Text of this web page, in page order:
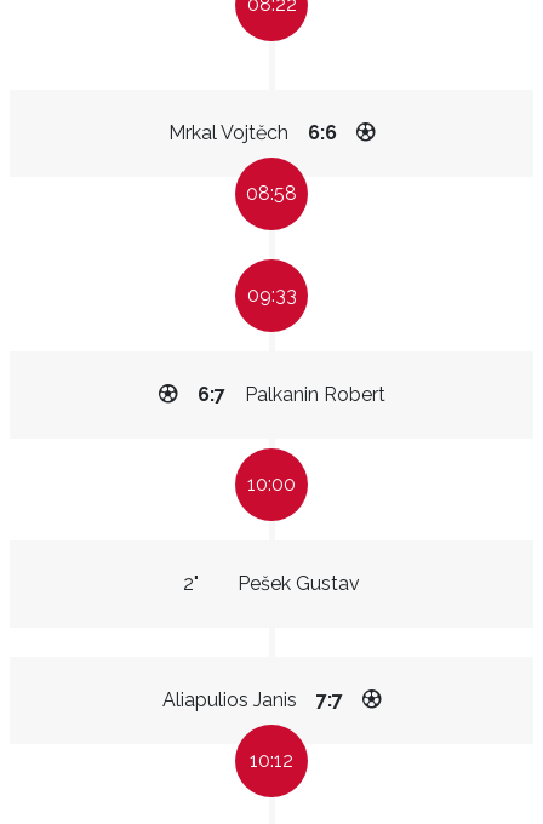
Mrkal Vojtěch 6:6
08:58
09:33
Palkanin Robert
6:7
10:00
Pešek Gustav
2"
Aliapulios Janis 7:7
10:12